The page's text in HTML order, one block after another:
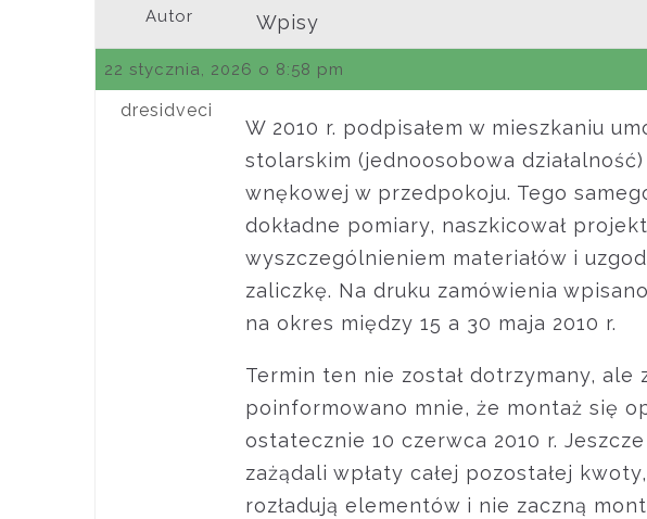
Autor Wpisy
22 stycznia, 2026 o 8:58 pm
dresidveci
W 2010 r. podpisałem w mieszkaniu
stolarskim (jednoosobowa
wnękowej w przedpokoju. Tego
dokładne pomiary, naszkicował
wyszczególnieniem materiałów i
zaliczkę. Na druku zamówienia
na okres między 15 a 30 maja 2010 r.
Termin ten nie został dotrzymany,
poinformowano mnie, że montaż się
ostatecznie 10 czerwca 2010 r.
zażądali wpłaty całej pozostałej
rozładują elementów i nie zaczną